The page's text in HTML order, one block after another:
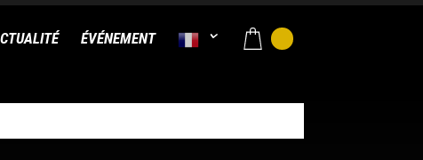
ÉVÉNEMENT